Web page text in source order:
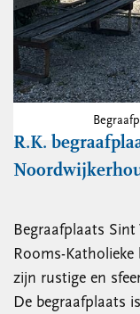
R.K.
Begraafplaats
Rooms-
zijn rustige en
De begraafplaats